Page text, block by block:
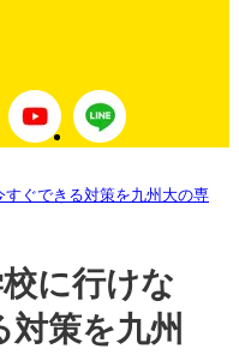
ぐできる対策を九州大の専
に行けな
策を九州